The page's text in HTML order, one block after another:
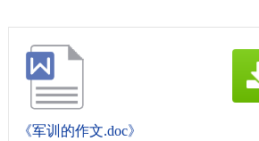
《军训的作文.doc》